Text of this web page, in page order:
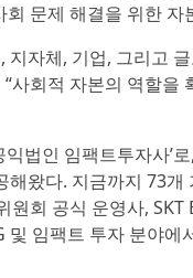
문제 해결을 위한
지자체, 기업, 그리고
사회적 자본의 역할
법인 임팩트투자사
해왔다. 지금까지 73
회 공식 운영사,
및 임팩트 투자 분야에